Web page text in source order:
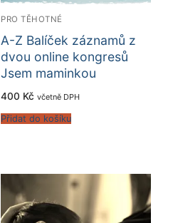
PRO TĚHOTNÉ
A-Z Balíček záznamů z
dvou online kongresů
Jsem maminkou
400 Kč včetně DPH
Přidat do košíku